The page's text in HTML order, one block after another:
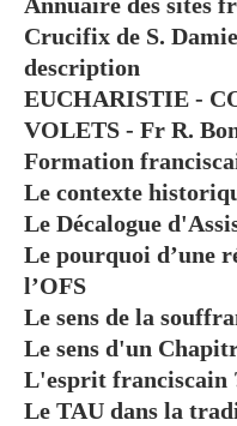
Crucifix de S.
description
EUCHARISTIE -
VOLETS - Fr R.
Formation
Le contexte
Le Décalogue
Le pourquoi d’une
l’OFS
Le sens de la
Le sens d'un
L'esprit franciscain
Le TAU dans la